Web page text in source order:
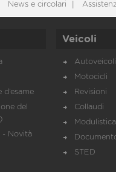
News e circolari
del
- Novità
Veicoli
Autoveicoli
Motocicli
Revisioni
Collaudi
Modulistica
STED